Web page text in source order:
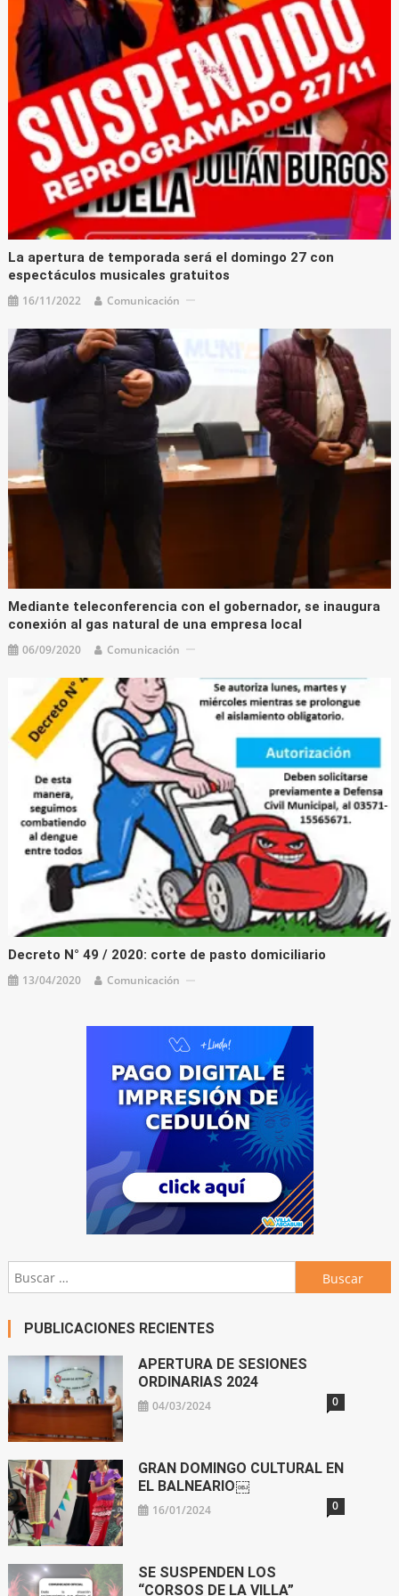
La apertura de temporada será el domingo 27 con
espectáculos musicales gratuitos
16/11/2022 Comunicación
Mediante teleconferencia con el gobernador, se inaugura
conexión al gas natural de una empresa local
06/09/2020 Comunicación
Decreto N° 49 / 2020: corte de pasto domiciliario
13/04/2020 Comunicación
Buscar:
PUBLICACIONES RECIENTES
APERTURA DE SESIONES
ORDINARIAS 2024
04/03/2024 0
GRAN DOMINGO CULTURAL EN
EL BALNEARIO￼
16/01/2024 0
SE SUSPENDEN LOS
“CORSOS DE LA VILLA”